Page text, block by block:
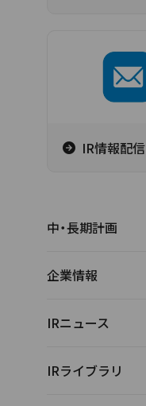
IR情報配信
中・長期計画
企業情報
IRニュース
IRライブラリ